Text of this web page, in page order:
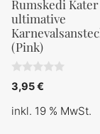
Rumskedi
ultimative
(Pink)
0
v
n
3,95€
inkl. 19 % MwSt.